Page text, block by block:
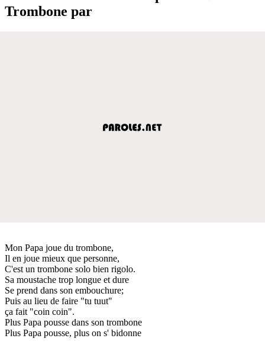
Trombone par
Mon Papa joue du trombone,
Il en joue mieux que personne,
C'est un trombone solo bien rigolo.
Sa moustache trop longue et dure
Se prend dans son embouchure;
Puis au lieu de faire "tu tuut"
ça fait "coin coin".
Plus Papa pousse dans son trombone
Plus Papa pousse, plus on s' bidonne